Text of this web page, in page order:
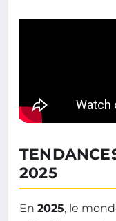
2025
En 2025, le